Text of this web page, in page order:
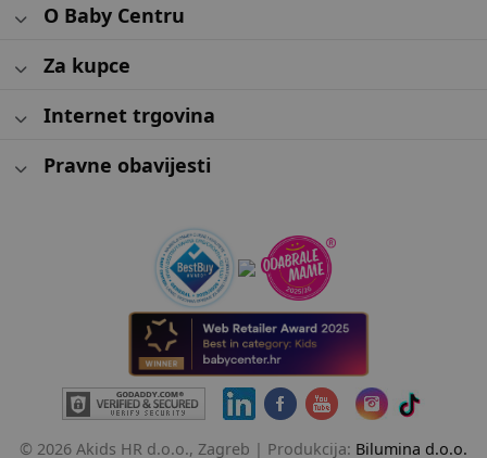
O Baby Centru
Za kupce
Internet trgovina
Pravne obavijesti
© 2026 Akids HR d.o.o., Zagreb | Produkcija: Bilumina d.o.o.